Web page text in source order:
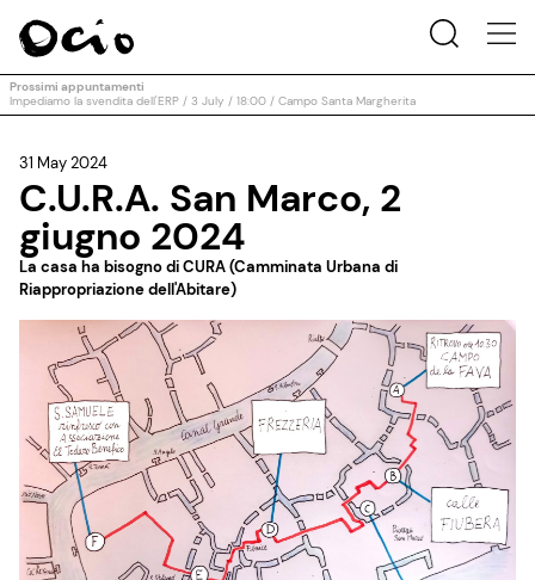
Prossimi appuntamenti
Impediamo la svendita dell'ERP / 3 July / 18:00 / Campo Santa Margherita
31 May 2024
C.U.R.A. San Marco, 2
giugno 2024
La casa ha bisogno di CURA (Camminata Urbana di
Riappropriazione dell'Abitare)